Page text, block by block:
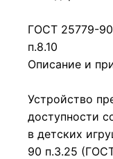
ГОСТ 25779-
п.8.10
Описание и
Устройство
доступности
в детских
90 п.3.25